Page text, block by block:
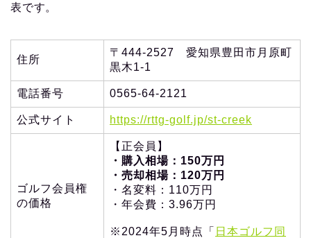
表です。
住所
〒444-2527 愛知県豊田市月原町
黒木1-1
電話番号 0565-64-2121
公式サイト https://rttg-golf.jp/st-creek
ゴルフ会員権
の価格
【正会員】
・購入相場：150万円
・売却相場：120万円
・名変料：110万円
・年会費：3.96万円
※2024年5月時点「 日本ゴルフ同